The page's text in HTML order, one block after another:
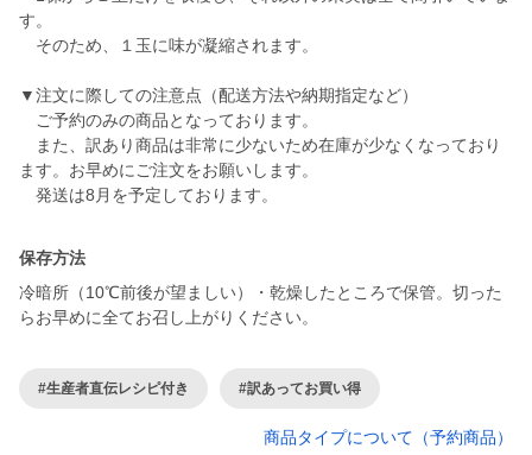
す。
そのため、１玉に味が凝縮されます。
▼注文に際しての注意点（配送方法や納期指定など）
ご予約のみの商品となっております。
また、訳あり商品は非常に少ないため在庫が少なくなっており
ます。お早めにご注文をお願いします。
発送は8月を予定しております。
保存方法
冷暗所（10℃前後が望ましい）・乾燥したところで保管。切った
らお早めに全てお召し上がりください。
#生産者直伝レシピ付き #訳あってお買い得
商品タイプについて（予約商品）